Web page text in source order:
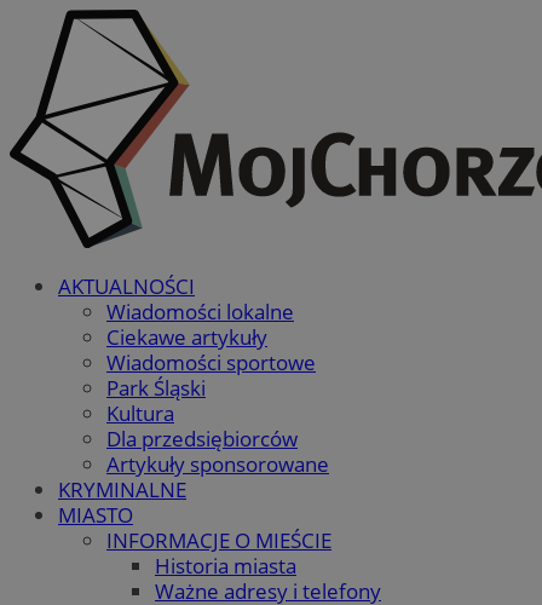
AKTUALNOŚCI
Wiadomości lokalne
Ciekawe artykuły
Wiadomości sportowe
Park Śląski
Kultura
Dla przedsiębiorców
Artykuły sponsorowane
KRYMINALNE
MIASTO
INFORMACJE O MIEŚCIE
Historia miasta
Ważne adresy i telefony